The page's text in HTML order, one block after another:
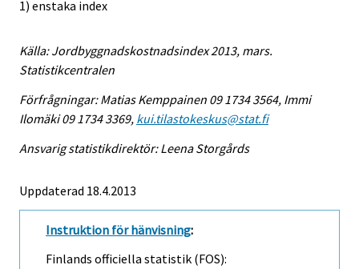
1) enstaka index
Källa: Jordbyggnadskostnadsindex 2013, mars.
Statistikcentralen
Förfrågningar: Matias Kemppainen 09 1734 3564, Immi
Ilomäki 09 1734 3369, kui.tilastokeskus@stat.fi
Ansvarig statistikdirektör: Leena Storgårds
Uppdaterad 18.4.2013
Instruktion för hänvisning:
Finlands officiella statistik (FOS):